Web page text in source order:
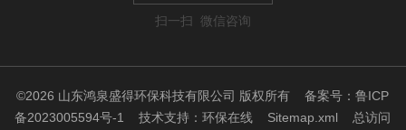
扫一扫 微信咨询
©2026 山东鸿泉盛得环保科技有限公司 版权所有备案号：鲁ICP
备2023005594号-1
技术支持：环保在线 Sitemap.xml 总访问